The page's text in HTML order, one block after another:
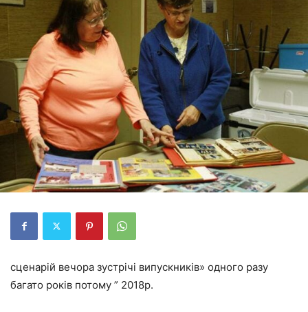
сценарій вечора зустрічі випускників» одного разу
багато років потому ” 2018р.